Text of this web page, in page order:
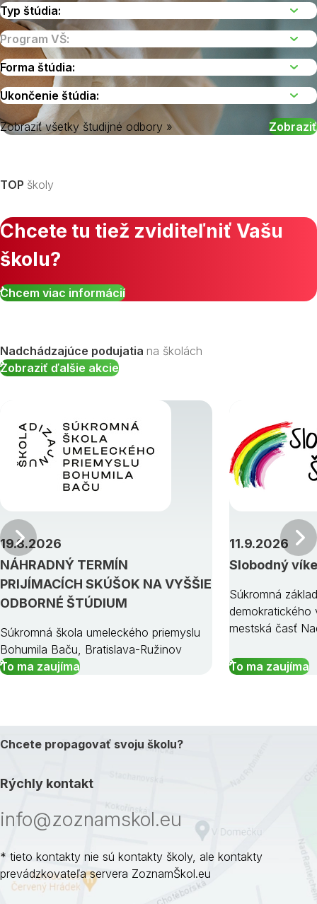
Zobraziť všetky študijné odbory »
TOP školy
Chcete tu tiež zviditeľniť Vašu
školu?
Chcem viac informácií
Nadchádzajúce podujatia na školách
Zobraziť ďalšie akcie
NÁHRADNÝ TERMÍN
PRIJÍMACÍCH SKÚŠOK NA VYŠŠIE
ODBORNÉ ŠTÚDIUM
19.8.2026
Súkromná škola umeleckého priemyslu
Bohumila Baču, Bratislava-Ružinov
To ma zaujíma
Slobodný
11.9.2026
Súkromná
demokratického
mestská časť
To ma zaujíma
Predchádzajúci
Chcete propagovať svoju školu?
Rýchly kontakt
info@zoznamskol.eu
* tieto kontakty nie sú kontakty školy, ale kontakty
prevádzkovateľa servera ZoznamŠkol.eu